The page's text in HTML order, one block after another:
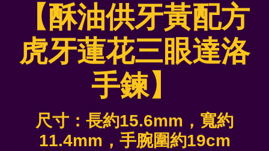
【酥油供牙黃配方
虎牙蓮花三眼達洛
手鍊】
尺寸：長約15.6mm，寬約
11.4mm ，手腕圍約19cm